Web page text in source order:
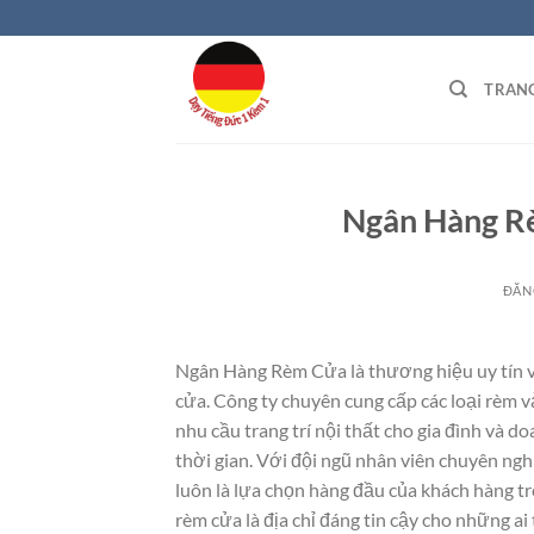
qua
Ngân Hàng
Ngân Hàng Rèm Cửa là thương hiệu uy
cửa. Công ty chuyên cung cấp các loại rèm
nhu cầu trang trí nội thất cho gia đình và
thời gian. Với đội ngũ nhân viên chuyên
luôn là lựa chọn hàng đầu của khách hàng
rèm cửa là địa chỉ đáng tin cậy cho những